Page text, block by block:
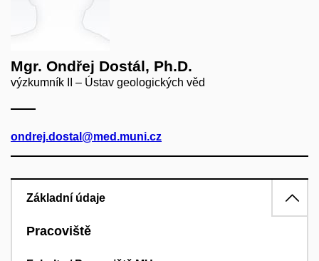
Mgr. Ondřej Dostál, Ph.D.
výzkumník II – Ústav geologických věd
ondrej.dostal@med.muni.cz
Základní údaje
Pracoviště